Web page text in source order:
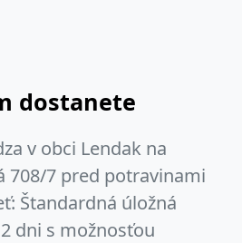
dostanete
v obci Lendak na
708/7 pred potravinami
Štandardná úložná
dni s možnosťou